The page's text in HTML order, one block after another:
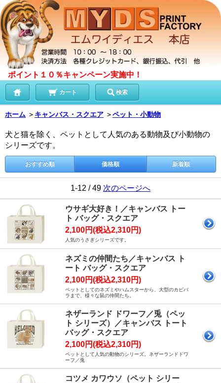
ポイント１０％キャンペーン実施中！
カート 検索
ホーム ＞ キャンバス・スクエア ＞ペット・小動物
犬と猫を除く、ペットとして人気のある動物及び小動物の
シリーズです。
おすすめ順 価格順 新着順
1-12 / 49 次のページへ
ウサギ大好き！／キャンバス トー
ト バッグ・スクエア
2,100円(税込2,310円)
人気のうさぎシリーズです。
ネズミの仲間たち／キャンバス ト
ート バッグ・スクエア
2,100円(税込2,310円)
ペットとしてのネズミやハムスターから、大型のカピバ
ラまで、様々な鼠の仲間たち。
ネザーランド ドワーフ／兎（ペッ
ト シリーズ）／キャンバス トート
バッグ・スクエア
2,100円(税込2,310円)
ペットとして人気の動物のシリーズ。ネザーランドドワ
ーフ／兎
コツメ カワウソ（ペット シリー